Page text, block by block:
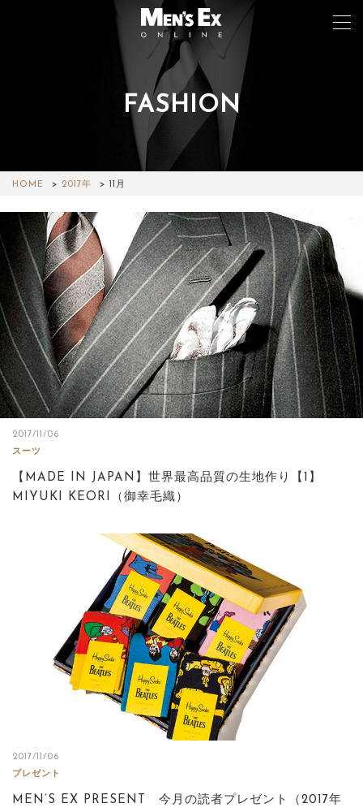
FASHION
HOME 2017年 11月
2017/11/06
スーツ
【MADE IN JAPAN】世界最高品質の生地作り【1】
MIYUKI KEORI（御幸毛織）
2017/11/06
プレゼント
MEN’S EX PRESENT 今月の読者プレゼント（2017年
WATCH
CAR&BIKE
LIFESTYLE
COLUMN
MAGAZINE
ABOUT SITE
サイトマップ